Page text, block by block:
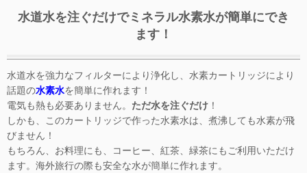
水道水を注ぐだけでミネラル水素水が簡単にでき
ます！
水道水を強力なフィルターにより浄化し、水素カートリッジにより
話題の水素水を簡単に作れます！
電気も熱も必要ありません。 ただ水を注ぐだけ ！
しかも、このカートリッジで作った水素水は、煮沸しても水素が飛
びません！
もちろん、お料理にも、コーヒー、紅茶、緑茶にもご利用いただけ
ます。海外旅行の際も安全な水が簡単に作れます。